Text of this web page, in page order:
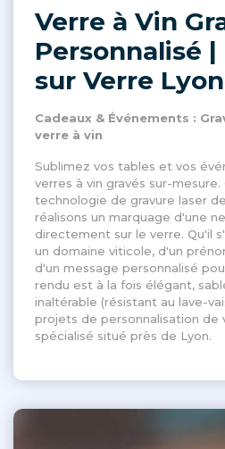
Verre à Vin
Personnalisé |
sur Verre Lyon
Cadeaux & Événements :
verre à vin
Sublimez vos tables et vos
verres à vin gravés sur-mesure.
technologie de gravure laser
réalisons un marquage d'une
directement sur le verre. Qu'il
un domaine viticole, d'un
d'un message personnalisé
rendu est à la fois élégant,
inaltérable (résistant au lave-
projets de personnalisation de
spécialisé situé près de Lyon.